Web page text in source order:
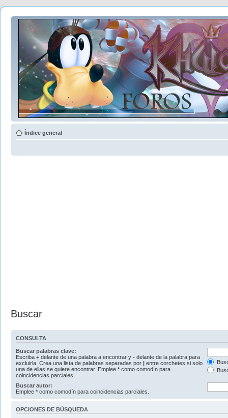
Índice general
Buscar
CONSULTA
Buscar palabras clave:
Escriba + delante de una palabra a encontrar y - delante de la palabra para
excluirla. Crea una lista de palabras separadas por | entre corchetes si solo
una de ellas se quiere encontrar. Emplee * como comodín para
coincidencias parciales.
Buscar autor:
Emplee * como comodín para coincidencias parciales.
OPCIONES DE BÚSQUEDA